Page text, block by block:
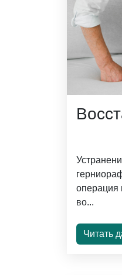
операция
во...
Читать